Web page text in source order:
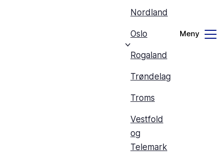
Nordland
Oslo
Rogaland
Trøndelag
Troms
Vestfold
og
Telemark